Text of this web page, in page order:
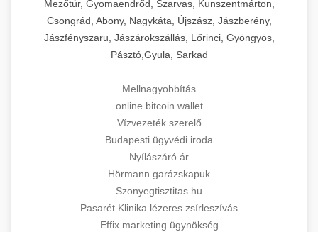
Mezőtúr, Gyomaendrőd, Szarvas, Kunszentmárton,
Csongrád, Abony, Nagykáta, Újszász, Jászberény,
Jászfényszaru, Jászárokszállás, Lőrinci, Gyöngyös,
Pásztó,Gyula, Sarkad
Mellnagyobbítás
online bitcoin wallet
Vízvezeték szerelő
Budapesti ügyvédi iroda
Nyílászáró ár
Hörmann garázskapuk
Szonyegtisztitas.hu
Pasarét Klinika lézeres zsírleszívás
Effix marketing ügynökség